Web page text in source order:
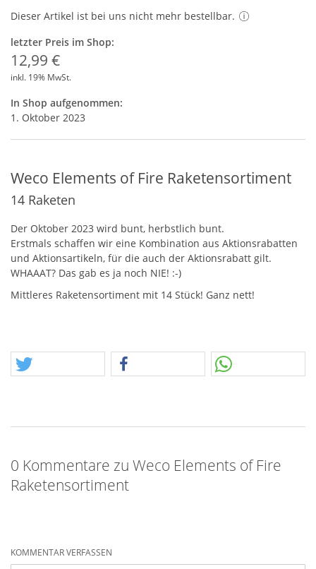
Dieser Artikel ist bei uns nicht mehr bestellbar.
letzter Preis im Shop:
12,99 €
inkl. 19% MwSt.
In Shop aufgenommen:
1. Oktober 2023
Weco Elements of Fire Raketensortiment
14 Raketen
Der Oktober 2023 wird bunt, herbstlich bunt.
Erstmals schaffen wir eine Kombination aus Aktionsrabatten
und Aktionsartikeln, für die auch der Aktionsrabatt gilt.
WHAAAT? Das gab es ja noch NIE! :-)
Mittleres Raketensortiment mit 14 Stück! Ganz nett!
0 Kommentare zu Weco Elements of Fire
Raketensortiment
KOMMENTAR VERFASSEN